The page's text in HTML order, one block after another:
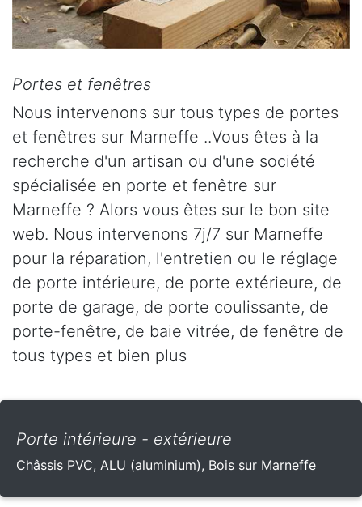
Portes et fenêtres
Nous intervenons sur tous types de portes
et fenêtres sur Marneffe ..Vous êtes à la
recherche d'un artisan ou d'une société
spécialisée en porte et fenêtre sur
Marneffe ? Alors vous êtes sur le bon site
web. Nous intervenons 7j/7 sur Marneffe
pour la réparation, l'entretien ou le réglage
de porte intérieure, de porte extérieure, de
porte de garage, de porte coulissante, de
porte-fenêtre, de baie vitrée, de fenêtre de
tous types et bien plus
Porte intérieure - extérieure
Châssis PVC, ALU (aluminium), Bois sur Marneffe